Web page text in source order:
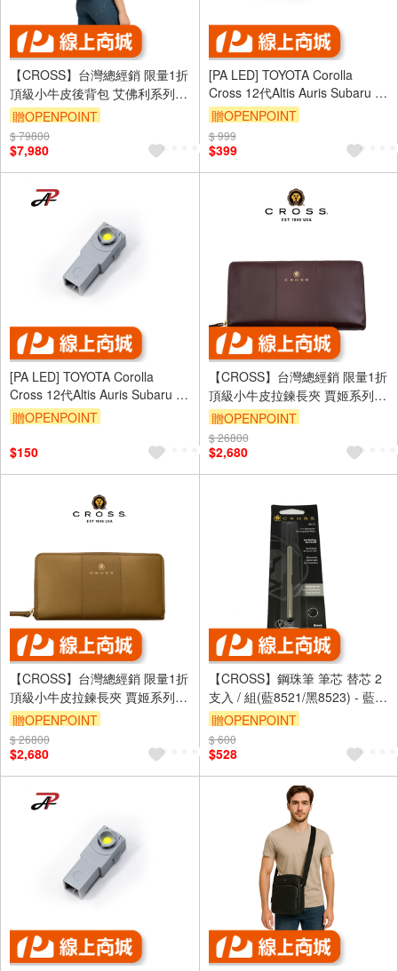
【CROSS】台灣總經銷 限量1折
頂級小牛皮後背包 艾佛利系列
全新專櫃展示品
贈OPENPOINT
$ 79800
$7,980
[PA LED] TOYOTA Corolla
Cross 12代Altis Auris Subaru 氣
氛燈 專用線組2.0-可1對4對接使
用
贈OPENPOINT
$ 999
$399
[PA LED] TOYOTA Corolla
Cross 12代Altis Auris Subaru 氣
氛燈 中央置物燈
贈OPENPOINT
$150
【CROSS】台灣總經銷 限量1折
頂級小牛皮拉鍊長夾 賈姬系列
全新專櫃展示品(酒紅色 送禮盒
提袋)
贈OPENPOINT
$ 26800
$2,680
【CROSS】台灣總經銷 限量1折
頂級小牛皮拉鍊長夾 賈姬系列
全新專櫃展示品(發財金 送禮盒
提袋)
贈OPENPOINT
$ 26800
$2,680
【CROSS】鋼珠筆 筆芯 替芯 2
支入 / 組(藍8521/黑8523) - 藍
8521
贈OPENPOINT
$ 600
$528